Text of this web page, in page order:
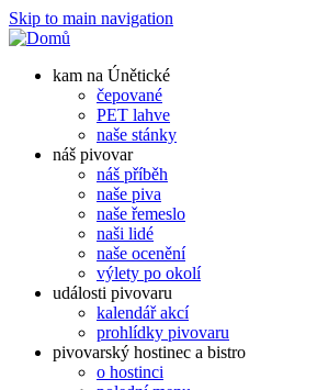
Skip to main navigation
kam na Únětické
čepované
PET lahve
naše stánky
náš pivovar
náš příběh
naše piva
naše řemeslo
naši lidé
naše ocenění
výlety po okolí
události pivovaru
kalendář akcí
prohlídky pivovaru
pivovarský hostinec a bistro
o hostinci